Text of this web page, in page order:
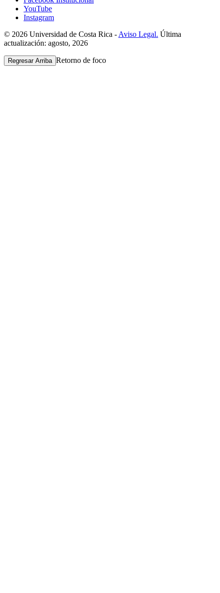
YouTube
Instagram
© 2026 Universidad de Costa Rica - Aviso Legal. Última
actualización: agosto, 2026
Regresar Arriba Retorno de foco